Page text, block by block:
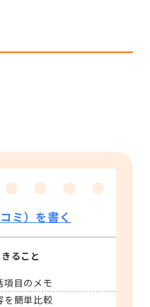
ミ）を書く
ること
項目のメモ
を簡単比較